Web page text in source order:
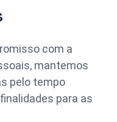
com a
mantemos
pelo tempo
para as